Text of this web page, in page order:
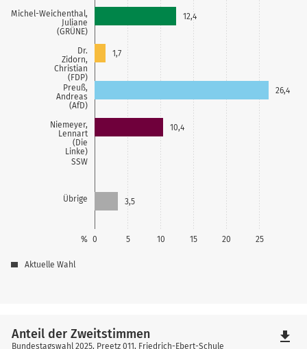
Michel-Weichenthal,
Juliane
(GRÜNE)
Dr.
Zidorn,
Christian
(FDP)
Preuß,
Andreas
(AfD)
Niemeyer,
Lennart
(Die
Linke)
SSW
Übrige
0 5 10 15 20 25
%
12,4
1,7
26,4
10,4
3,5
Aktuelle Wahl
Anteil der Zweitstimmen
Bundestagswahl 2025, Preetz 011, Friedrich-Ebert-Schule
file_download